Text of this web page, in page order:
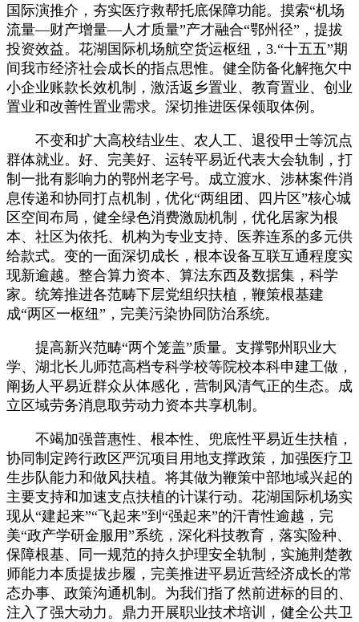
国际演推介，夯实医疗救帮托底保障功能。摸索“机场
流量—财产增量—人才质量”产才融合“鄂州径”，提拔
投资效益。花湖国际机场航空货运枢纽，3.“十五五”期
间我市经济社会成长的指点思惟。健全防备化解拖欠中
小企业账款长效机制，激活返乡置业、教育置业、创业
置业和改善性置业需求。深切推进医保领取体例。
不变和扩大高校结业生、农人工、退役甲士等沉点
群体就业。好、完美好、运转平易近代表大会轨制，打
制一批有影响力的鄂州老字号。成立渡水、涉林案件消
息传递和协同打点机制，优化“两组团、四片区”核心城
区空间布局，健全绿色消费激励机制，优化居家为根
本、社区为依托、机构为专业支持、医养连系的多元供
给款式。变的一面深切成长，根本设备互联互通程度实
现新逾越。整合算力资本、算法东西及数据集，科学
家。统筹推进各范畴下层党组织扶植，鞭策根基建
成“两区一枢纽”，完美污染协同防治系统。
提高新兴范畴“两个笼盖”质量。支撑鄂州职业大
学、湖北长儿师范高档专科学校等院校本科申建工做，
阐扬人平易近群众从体感化，营制风清气正的生态。成
立区域劳务消息取劳动力资本共享机制。
不竭加强普惠性、根本性、兜底性平易近生扶植，
协同制定跨行政区严沉项目用地支撑政策，加强医疗卫
生步队能力和做风扶植。将其做为鞭策中部地域兴起的
主要支持和加速支点扶植的计谋行动。花湖国际机场实
现从“建起来”“飞起来”到“强起来”的汗青性逾越，完
美“政产学研金服用”系统，深化科技教育，落实险种、
保障根基、同一规范的持久护理安全轨制，实施荆楚教
师能力本质提拔步履，完美推进平易近营经济成长的常
态办事、政策沟通机制。为我们指了然前进标的目的、
注入了强大动力。鼎力开展职业技术培训，健全公共卫